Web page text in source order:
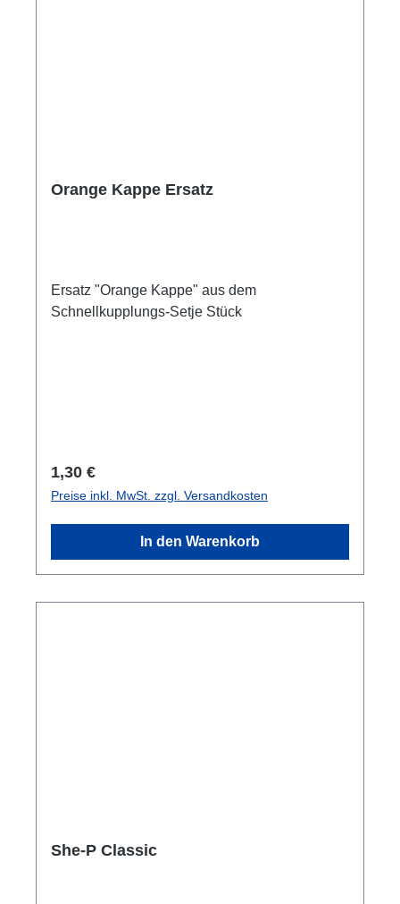
Orange Kappe Ersatz
Ersatz "Orange Kappe" aus dem
Schnellkupplungs-Setje Stück
Regulärer Preis:
1,30 €
Preise inkl. MwSt. zzgl. Versandkosten
In den Warenkorb
She-P Classic